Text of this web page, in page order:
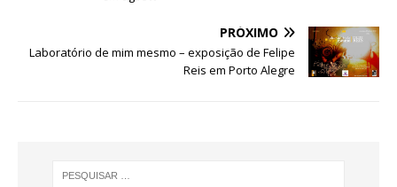
k
p
p
g
r
PRÓXIMO
Laboratório de mim mesmo – exposição de Felipe
Reis em Porto Alegre